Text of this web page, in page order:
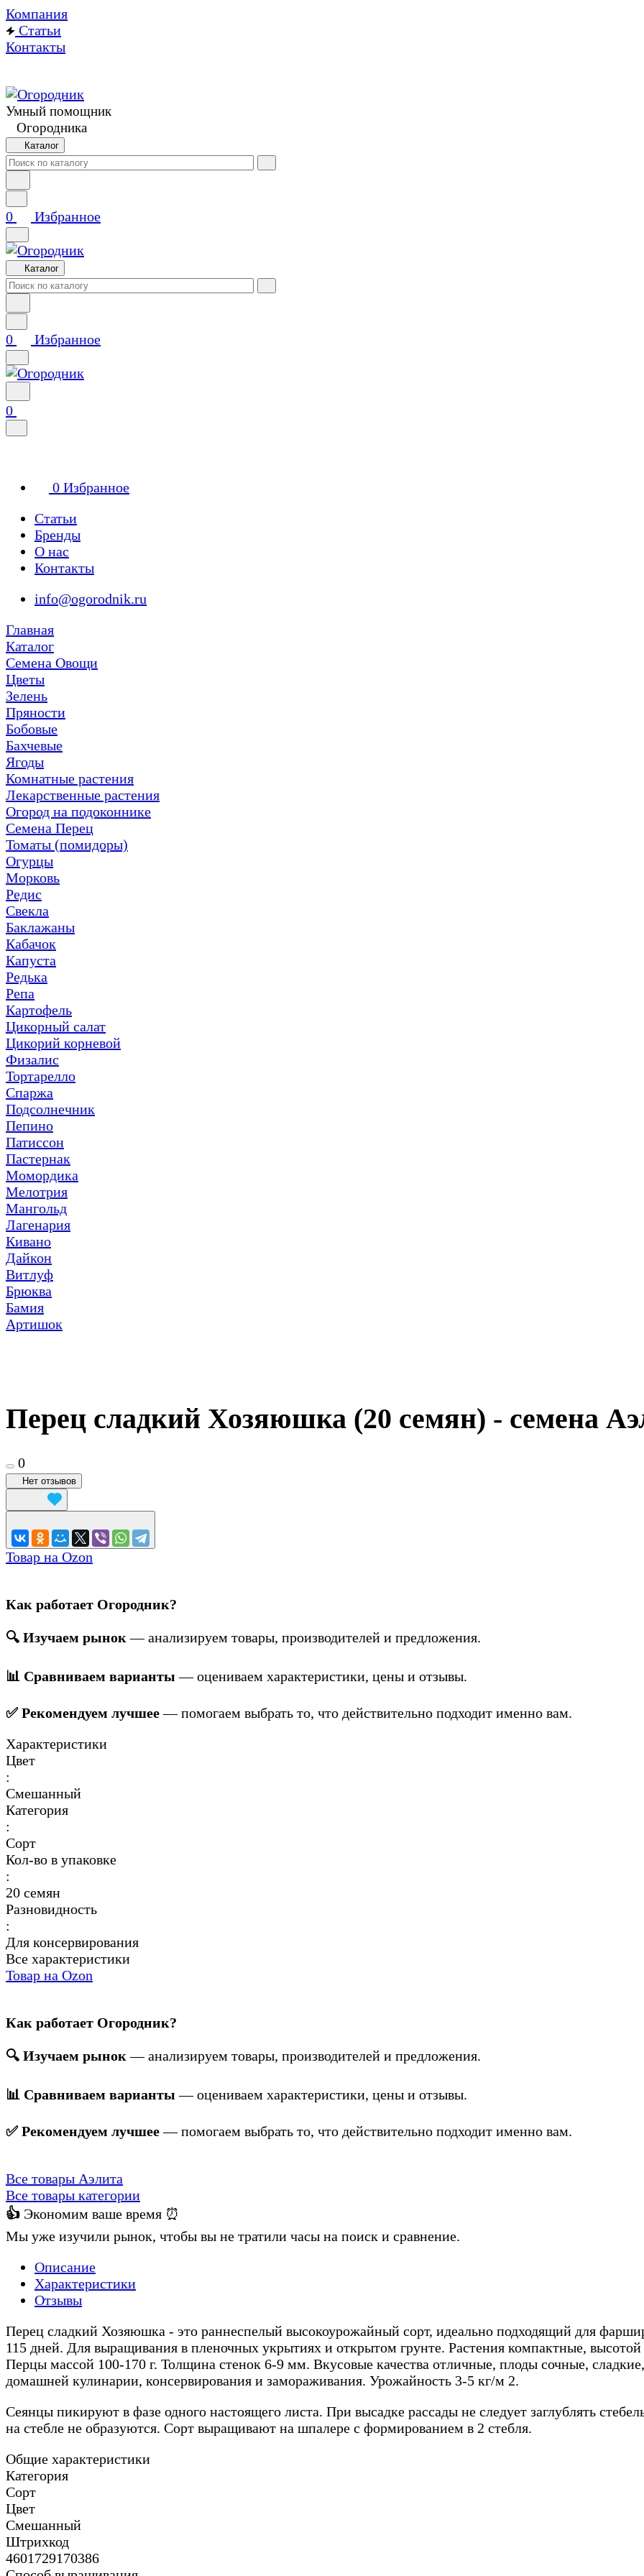
Компания
Статьи
Контакты
Умный помощник
Огородника
Каталог
0 Избранное
Каталог
0 Избранное
0
0 Избранное
Статьи
Бренды
О нас
Контакты
info@ogorodnik.ru
Главная
Каталог
Семена Овощи
Цветы
Зелень
Пряности
Бобовые
Бахчевые
Ягоды
Комнатные растения
Лекарственные растения
Огород на подоконнике
Семена Перец
Томаты (помидоры)
Огурцы
Морковь
Редис
Свекла
Баклажаны
Кабачок
Капуста
Редька
Репа
Картофель
Цикорный салат
Цикорий корневой
Физалис
Тортарелло
Спаржа
Подсолнечник
Пепино
Патиссон
Пастернак
Момордика
Мелотрия
Мангольд
Лагенария
Кивано
Дайкон
Витлуф
Брюква
Бамия
Артишок
Перец сладкий Хозяюшка (20 семян) - семена
0
Нет отзывов
Товар на Ozon
Как работает Огородник?
🔍 Изучаем рынок — анализируем товары, производителей и предложения.
📊 Сравниваем варианты — оцениваем характеристики, цены и отзывы.
✅ Рекомендуем лучшее— помогаем выбрать то, что действительно подходит именно вам.
Характеристики
Цвет
:
Смешанный
Категория
:
Сорт
Кол-во в упаковке
:
20 семян
Разновидность
:
Для консервирования
Все характеристики
Товар на Ozon
Как работает Огородник?
🔍 Изучаем рынок — анализируем товары, производителей и предложения.
📊 Сравниваем варианты — оцениваем характеристики, цены и отзывы.
✅ Рекомендуем лучшее— помогаем выбрать то, что действительно подходит именно вам.
Все товары Аэлита
Все товары категории
👍 Экономим ваше время ⏰
Мы уже изучили рынок, чтобы вы не тратили часы на поиск и сравнение.
Описание
Характеристики
Отзывы
Перец сладкий Хозяюшка - это раннеспелый высокоурожайный сорт, идеально подходящий для
115 дней. Для выращивания в пленочных укрытиях и открытом грунте. Растения компактные,
Перцы массой 100-170 г. Толщина стенок 6-9 мм. Вкусовые качества отличные, плоды сочные,
домашней кулинарии, консервирования и замораживания. Урожайность 3-5 кг/м 2.
Сеянцы пикируют в фазе одного настоящего листа. При высадке рассады не следует заглублять
на стебле не образуются. Сорт выращивают на шпалере с формированием в 2 стебля.
Общие характеристики
Категория
Сорт
Цвет
Смешанный
Штрихкод
4601729170386